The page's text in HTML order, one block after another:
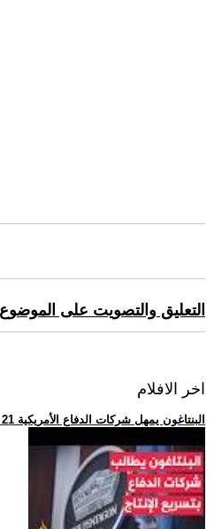
التعليق والتصويت على
اخر الافلام
.. البنتاغون يمهل شركات الدفاع الأمريكية 21 يوما لتقديم خطط تسر